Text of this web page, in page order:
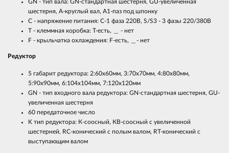
GN - тип вала: GN-стандартная шестерня, GU-увеличенная
шестерня, А-круглый вал, А1-паз под шпонку
C - напряжение питания: С-1 фаза 220B, S/S3 - 3 фазы 220/380B
T - клеммная коробка: Т-есть, ＿ - нет
F - крыльчатка охлаждения: F-есть, ＿- нет
Редуктор
5 габарит редуктора: 2:60х60мм, 3:70х70мм, 4:80x80мм,
5:90х90мм, 6:104х104мм, 7:120х120мм
GN - тип входного вала редуктора: GN-стандартная шестерня, GU-
увеличенная шестерня
60 передаточное число
K тип редуктора: К-соосный, КВ-соосный с увеличенной
шестерней, RC-конический с полым валом, RT-конический с
выступающим валом